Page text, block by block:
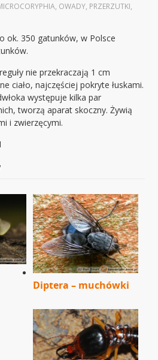
, OWADY, PRZERZUTKI,
ok. 350 gatunków, w Polsce
nie przekraczają 1 cm
ciało, najczęściej pokryte łuskami.
występuje kilka par
tworzą aparat skoczny. Żywią
i zwierzęcymi.
Diptera – muchówki